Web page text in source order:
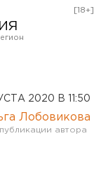
[18+]
2020 В 11:50
Лобовикова